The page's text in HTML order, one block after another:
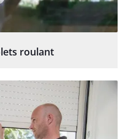
roulant